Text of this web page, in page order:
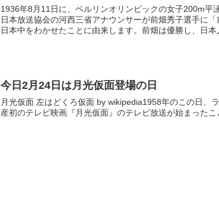
1936年8月11日に、ベルリンオリンピックの女子200m平
日本放送協会の河西三省アナウンサーが前畑秀子選手に
日本中をわかせたことに由来します。前畑は優勝し、日本
今日2月24日は月光仮面登場の日
月光仮面 左はどくろ仮面 by wikipedia1958年のこの日、
産初のテレビ映画『月光仮面』のテレビ放送が始まったこ